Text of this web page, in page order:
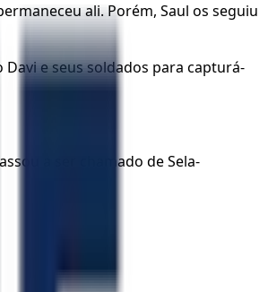
ali. Porém, Saul os seguiu
e seus soldados para capturá-
a ser chamado de Sela-